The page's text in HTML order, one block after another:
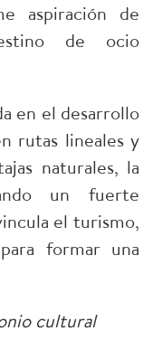
aspiración de
de ocio
en el desarrollo
rutas lineales y
naturales, la
un fuerte
el turismo,
formar una
cultural